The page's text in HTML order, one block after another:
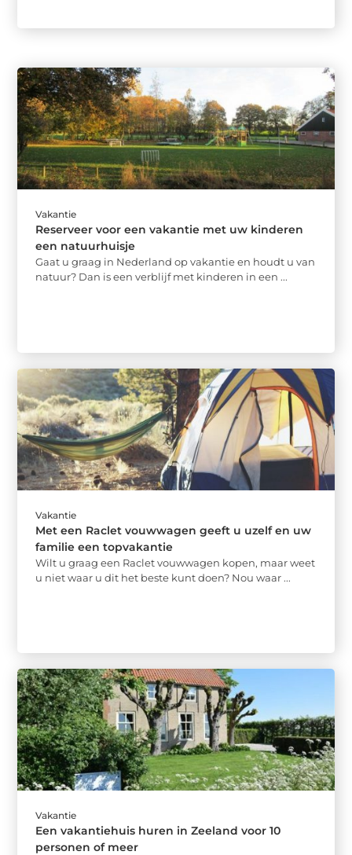
Vakantie
Reserveer voor een vakantie met uw kinderen
een natuurhuisje
Gaat u graag in Nederland op vakantie en houdt u van
natuur? Dan is een verblijf met kinderen in een ...
Vakantie
Met een Raclet vouwwagen geeft u uzelf en uw
familie een topvakantie
Wilt u graag een Raclet vouwwagen kopen, maar weet
u niet waar u dit het beste kunt doen? Nou waar ...
Vakantie
Een vakantiehuis huren in Zeeland voor 10
personen of meer